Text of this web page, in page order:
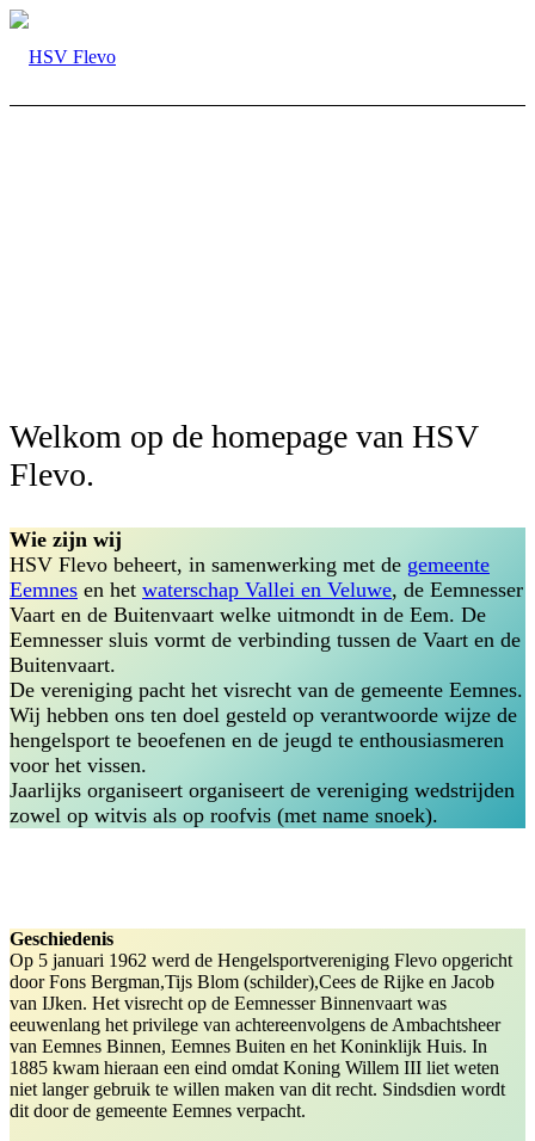
Welkom op de homepage van HSV
Flevo.
Wie zijn wij
HSV Flevo beheert, in samenwerking met de gemeente
Eemnes en het waterschap Vallei en Veluwe, de Eemnesser
Vaart en de Buitenvaart welke uitmondt in de Eem. De
Eemnesser sluis vormt de verbinding tussen de Vaart en de
Buitenvaart.
De vereniging pacht het visrecht van de gemeente Eemnes.
Wij hebben ons ten doel gesteld op verantwoorde wijze de
hengelsport te beoefenen en de jeugd te enthousiasmeren
voor het vissen.
Jaarlijks organiseert organiseert de vereniging wedstrijden
zowel op witvis als op roofvis (met name snoek).
Geschiedenis
Op 5 januari 1962 werd de Hengelsportvereniging Flevo opgericht
door Fons Bergman,Tijs Blom (schilder),Cees de Rijke en Jacob
van IJken. Het visrecht op de Eemnesser Binnenvaart was
eeuwenlang het privilege van achtereenvolgens de Ambachtsheer
van Eemnes Binnen, Eemnes Buiten en het Koninklijk Huis. In
1885 kwam hieraan een eind omdat Koning Willem III liet weten
niet langer gebruik te willen maken van dit recht. Sindsdien wordt
dit door de gemeente Eemnes verpacht.